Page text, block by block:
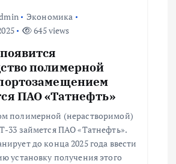
Экономика
645 views
полимерной
ПАО «Татнефть»
полимерной (нерастворимой)
33 займется ПАО «Татнефть».
до конца 2025 года ввести
установку получения этого